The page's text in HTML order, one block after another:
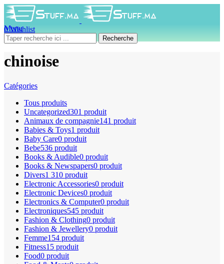
0Wishlist
0produit 0DH
Menu
Recherche
chinoise
Catégories
Tous produits
Uncategorized301 produit
Animaux de compagnie141 produit
Babies & Toys1 produit
Baby Care0 produit
Bebe536 produit
Books & Audible0 produit
Books & Newspapers0 produit
Divers1 310 produit
Electronic Accessories0 produit
Electronic Devices0 produit
Electronics & Computer0 produit
Electroniques545 produit
Fashion & Clothing0 produit
Fashion & Jewellery0 produit
Femme154 produit
Fitness15 produit
Food0 produit